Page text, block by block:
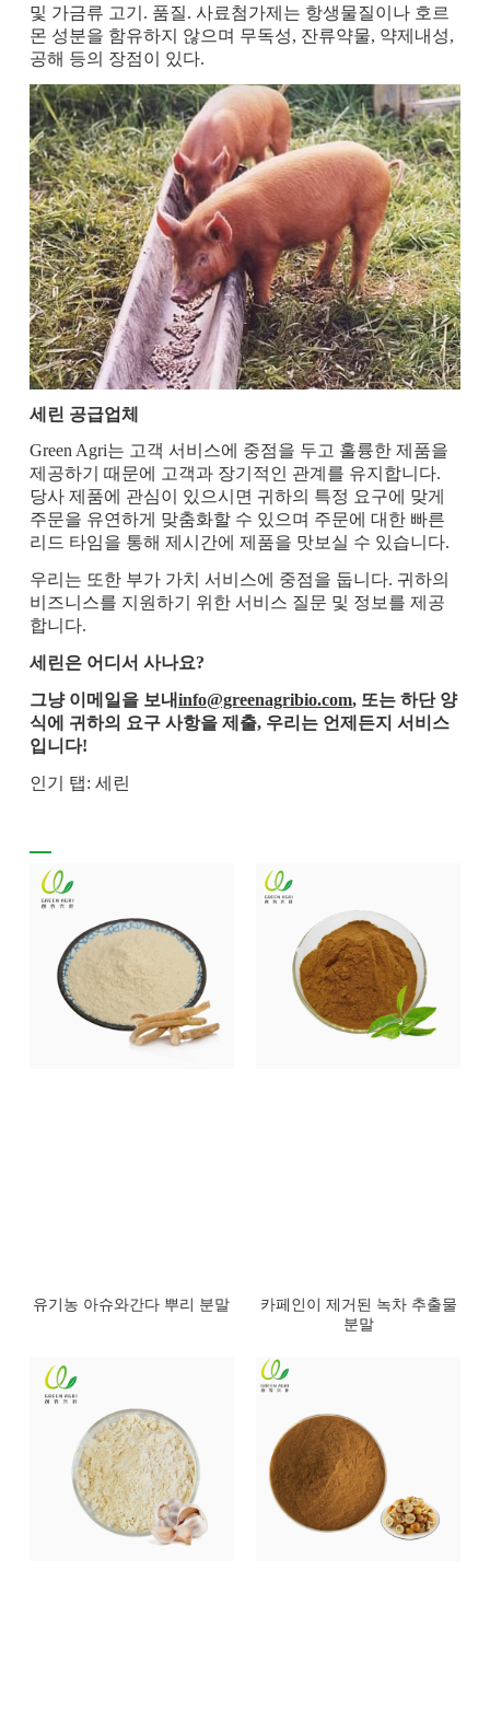
및 가금류 고기. 품질. 사료첨가제는 항생물질이나 호르
몬 성분을 함유하지 않으며 무독성, 잔류약물, 약제내성,
공해 등의 장점이 있다.
세린 공급업체
Green Agri는 고객 서비스에 중점을 두고 훌륭한 제품을
제공하기 때문에 고객과 장기적인 관계를 유지합니다.
당사 제품에 관심이 있으시면 귀하의 특정 요구에 맞게
주문을 유연하게 맞춤화할 수 있으며 주문에 대한 빠른
리드 타임을 통해 제시간에 제품을 맛보실 수 있습니다.
우리는 또한 부가 가치 서비스에 중점을 둡니다. 귀하의
비즈니스를 지원하기 위한 서비스 질문 및 정보를 제공
합니다.
세린은 어디서 사나요?
그냥 이메일을 보내info@greenagribio.com, 또는 하단 양
식에 귀하의 요구 사항을 제출, 우리는 언제든지 서비스
입니다!
인기 탭: 세린
유기농 아슈와간다 뿌리 분말
카페인이 제거된 녹차 추출물
분말